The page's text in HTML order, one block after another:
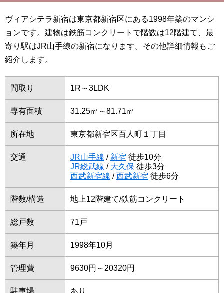
ヴィアシテラ新宿は東京都新宿区にある1998年築のマンシ
ョンです。建物は鉄筋コンクリートで階数は12階建て、最
寄り駅はJR山手線の新宿になります。その他詳細情報もご
紹介します。
間取り 1R～3LDK
専有面積 31.25㎡～81.71㎡
所在地 東京都新宿区百人町１丁目
交通 JR山手線 / 新宿 徒歩10分
JR総武線 / 大久保 徒歩3分
西武新宿線 /西武新宿 徒歩6分
階数/構造 地上12階建て/鉄筋コンクリート
総戸数 71戸
築年月 1998年10月
管理費 9630円～20320円
駐車場 あり